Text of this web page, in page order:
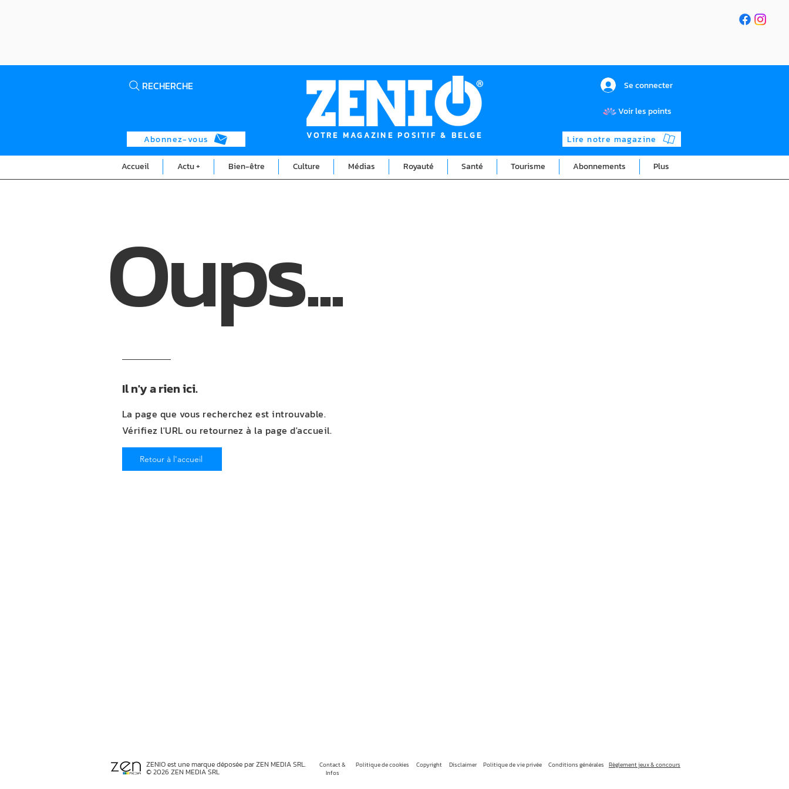
RECHERCHE
Abonnez-vous VOTRE MAGAZINE POSITIF & BELGE
Se connecter
Voir les points
Lire notre magazine
Accueil Actu + Bien-être Culture Médias Royauté Santé Tourisme Abonnements Plus
Oups...
Il n'y a rien ici.
La page que vous recherchez est introuvable.
Vérifiez l'URL ou retournez à la page d'accueil.
Retour à l'accueil
ZENIO est une marque déposée par ZEN MEDIA SRL.
© 2026 ZEN MEDIA SRL
Copyright Disclaimer Politique de vie privée
Contact &
Infos
Politique de cookies Conditions générales Règlement jeux & concours